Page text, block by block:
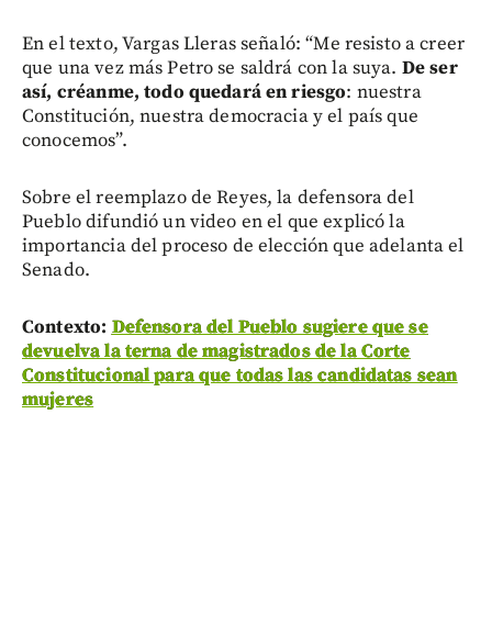
En el texto, Vargas Lleras señaló: “Me resisto a creer
que una vez más Petro se saldrá con la suya. De ser
así, créanme, todo quedará en riesgo: nuestra
Constitución, nuestra democracia y el país que
conocemos”.
Sobre el reemplazo de Reyes, la defensora del
Pueblo difundió un video en el que explicó la
importancia del proceso de elección que adelanta el
Senado.
Contexto: Defensora del Pueblo sugiere que se
devuelva la terna de magistrados de la Corte
Constitucional para que todas las candidatas sean
mujeres